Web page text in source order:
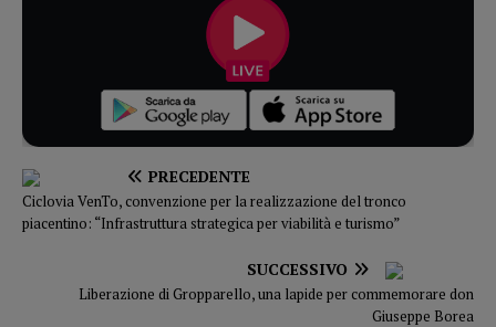
PRECEDENTE
Ciclovia VenTo, convenzione per la realizzazione del tronco
piacentino: “Infrastruttura strategica per viabilità e turismo”
SUCCESSIVO
Liberazione di Gropparello, una lapide per commemorare don
Giuseppe Borea